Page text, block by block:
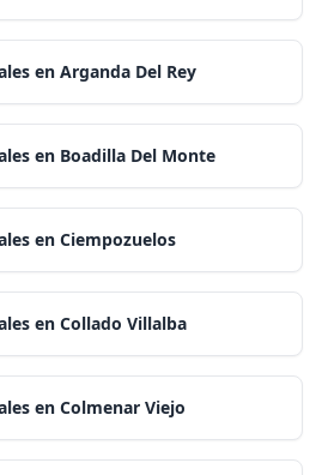
en Arganda Del Rey
en Boadilla Del Monte
en Ciempozuelos
en Collado Villalba
en Colmenar Viejo